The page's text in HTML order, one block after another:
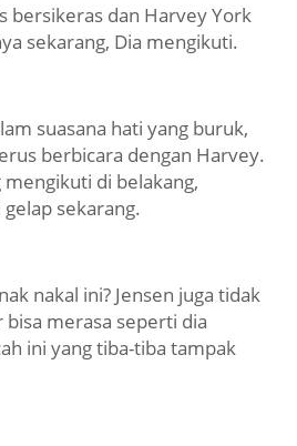
bersikeras dan Harvey York
sekarang, Dia mengikuti.
suasana hati yang buruk,
berbicara dengan Harvey.
mengikuti di belakang,
sekarang.
nakal ini? Jensen juga tidak
merasa seperti dia
ini yang tiba-tiba tampak